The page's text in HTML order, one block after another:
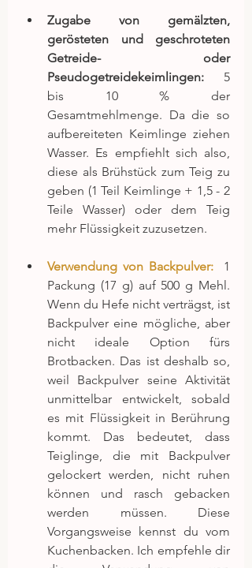
Zugabe von gemälzten,
gerösteten und geschroteten
Getreide- oder
Pseudogetreidekeimlingen:
5
bis 10 % der
Gesamtmehlmenge. Da die so
aufbereiteten Keimlinge ziehen
Wasser. Es empfiehlt sich also,
diese als Brühstück zum Teig zu
geben (1 Teil Keimlinge + 1,5 - 2
Teile Wasser) oder dem Teig
mehr Flüssigkeit zuzusetzen.
Verwendung von Backpulver:
1
Packung (17 g) auf 500 g Mehl.
Wenn du Hefe nicht verträgst, ist
Backpulver eine mögliche, aber
nicht ideale Option fürs
Brotbacken. Das ist deshalb so,
weil Backpulver seine Aktivität
unmittelbar entwickelt, sobald
es mit Flüssigkeit in Berührung
kommt. Das bedeutet, dass
Teiglinge, die mit Backpulver
gelockert werden, nicht ruhen
können und rasch gebacken
werden müssen. Diese
Vorgangsweise kennst du vom
Kuchenbacken. Ich empfehle dir